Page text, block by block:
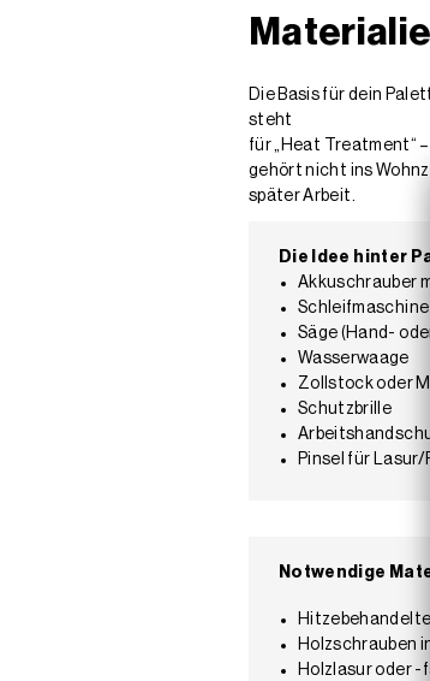
Die Basis für dein
steht
für „Heat Treatment“
gehört nicht ins
später Arbeit.
Die Idee hinter
Akkuschrauber
Schleifmaschine
Säge (Hand-
Wasserwaage
Zollstock oder
Schutzbrille
Pinsel für Lasur/
Notwendige
Holzschrauben
Holzlasur oder -